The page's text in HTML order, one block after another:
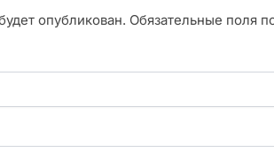
опубликован. Обязательные поля